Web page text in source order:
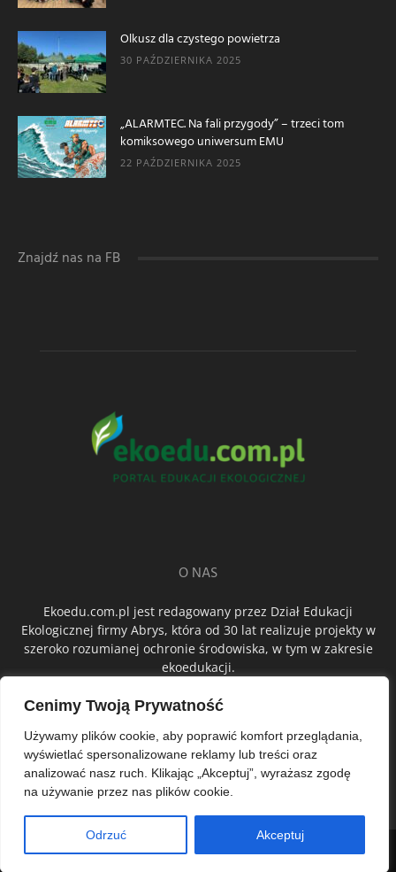
Cenimy Twoją Prywatność
Używamy plików cookie, aby poprawić komfort przeglądania,
wyświetlać spersonalizowane reklamy lub treści oraz
analizować nasz ruch. Klikając „Akceptuj”, wyrażasz zgodę
na używanie przez nas plików cookie.
Odrzuć Akceptuj
Olkusz dla czystego powietrza
30 PAŹDZIERNIKA 2025
„ALARMTEC. Na fali przygody” – trzeci tom
komiksowego uniwersum EMU
22 PAŹDZIERNIKA 2025
Znajdź nas na FB
O NAS
Ekoedu.com.pl jest redagowany przez Dział Edukacji
Ekologicznej firmy Abrys, która od 30 lat realizuje projekty w
szeroko rozumianej ochronie środowiska, w tym w zakresie
ekoedukacji.
ŚLEDŹ NAS
© Abrys Sp. z o.o.